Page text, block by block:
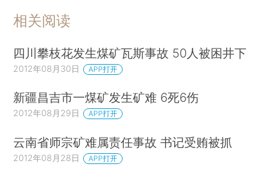
相关阅读
四川攀枝花发生煤矿瓦斯事故 50人被困井下
2012年08月30日 APP打开
新疆昌吉市一煤矿发生矿难 6死6伤
2012年08月29日 APP打开
云南省师宗矿难属责任事故 书记受贿被抓
2012年08月28日 APP打开